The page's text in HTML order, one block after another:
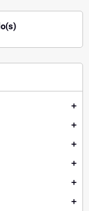
add
add
add
add
add
add